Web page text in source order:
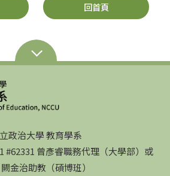
回首頁
政治大學 教育學系
#62331 曾彥睿職務代理（大學部）或
闕金治助教（碩博班）